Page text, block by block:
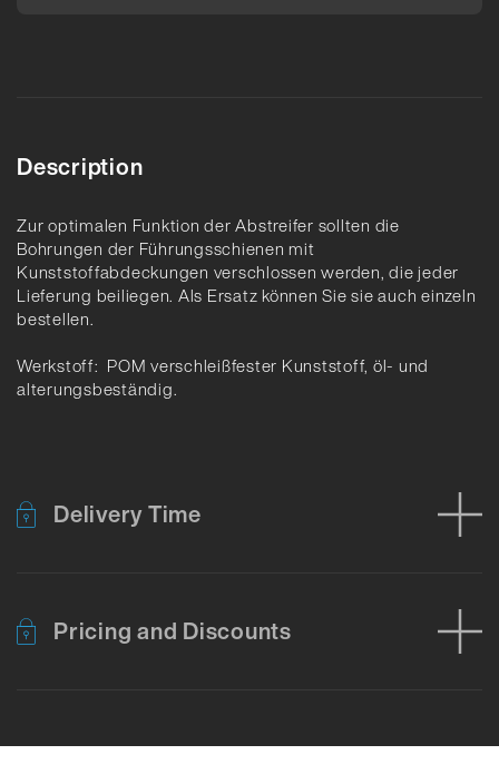
Description
Zur optimalen Funktion der Abstreifer sollten die
Bohrungen der Führungsschienen mit
Kunststoffabdeckungen verschlossen werden, die jeder
Lieferung beiliegen. Als Ersatz können Sie sie auch einzeln
bestellen.
Werkstoff: POM verschleißfester Kunststoff, öl- und
alterungsbeständig.
Delivery Time
Pricing and Discounts